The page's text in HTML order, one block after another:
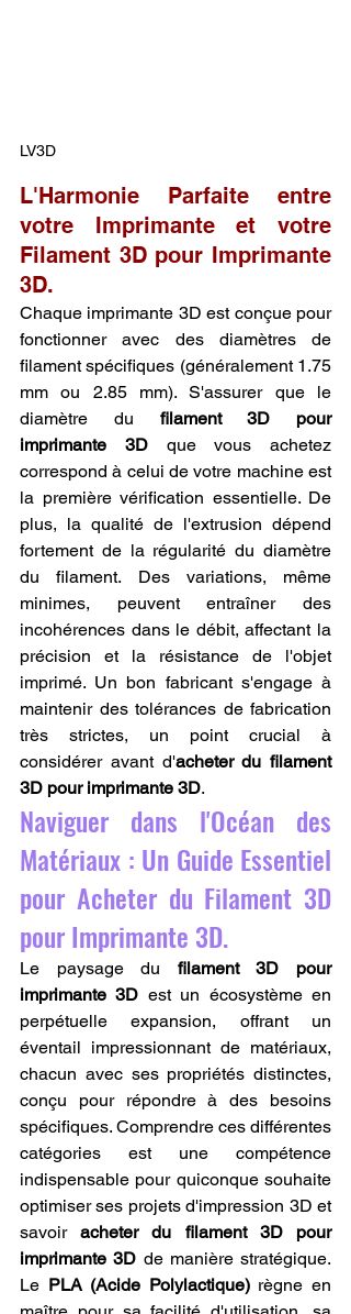
LV3D
L'Harmonie Parfaite entre
votre Imprimante et votre
Filament 3D pour Imprimante
3D.
Chaque imprimante 3D est conçue pour
fonctionner avec des diamètres de
filament spécifiques (généralement 1.75
mm ou 2.85 mm). S'assurer que le
diamètre du filament 3D pour
imprimante 3D que vous achetez
correspond à celui de votre machine est
la première vérification essentielle. De
plus, la qualité de l'extrusion dépend
fortement de la régularité du diamètre
du filament. Des variations, même
minimes, peuvent entraîner des
incohérences dans le débit, affectant la
précision et la résistance de l'objet
imprimé. Un bon fabricant s'engage à
maintenir des tolérances de fabrication
très strictes, un point crucial à
considérer avant d'acheter du filament
3D pour imprimante 3D.
Naviguer dans l'Océan des
Matériaux : Un Guide Essentiel
pour Acheter du Filament 3D
pour Imprimante 3D.
Le paysage du filament 3D pour
imprimante 3D est un écosystème en
perpétuelle expansion, offrant un
éventail impressionnant de matériaux,
chacun avec ses propriétés distinctes,
conçu pour répondre à des besoins
spécifiques. Comprendre ces différentes
catégories est une compétence
indispensable pour quiconque souhaite
optimiser ses projets d'impression 3D et
savoir acheter du filament 3D pour
imprimante 3D de manière stratégique.
Le PLA (Acide Polylactique) règne en